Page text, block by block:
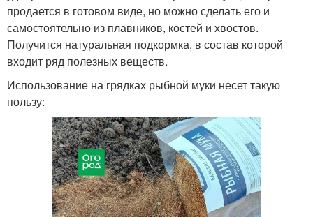
продается в готовом виде, но можно сделать его и
самостоятельно из плавников, костей и хвостов.
Получится натуральная подкормка, в состав которой
входит ряд полезных веществ.
Использование на грядках рыбной муки несет такую
пользу: